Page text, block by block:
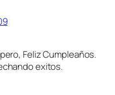
Feliz Cumpleaños.
exitos.